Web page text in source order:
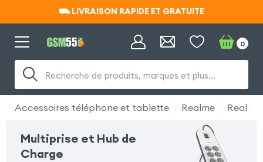
⛟ LIVRAISON RAPIDE ET GRATUITE
⛟ LIVRAISON RAPIDE ET GRATUITE
Recherche de produits, marques et plus…
0
Accessoires téléphone et tablette Realme Realme
Multiprise et Hub de
Charge